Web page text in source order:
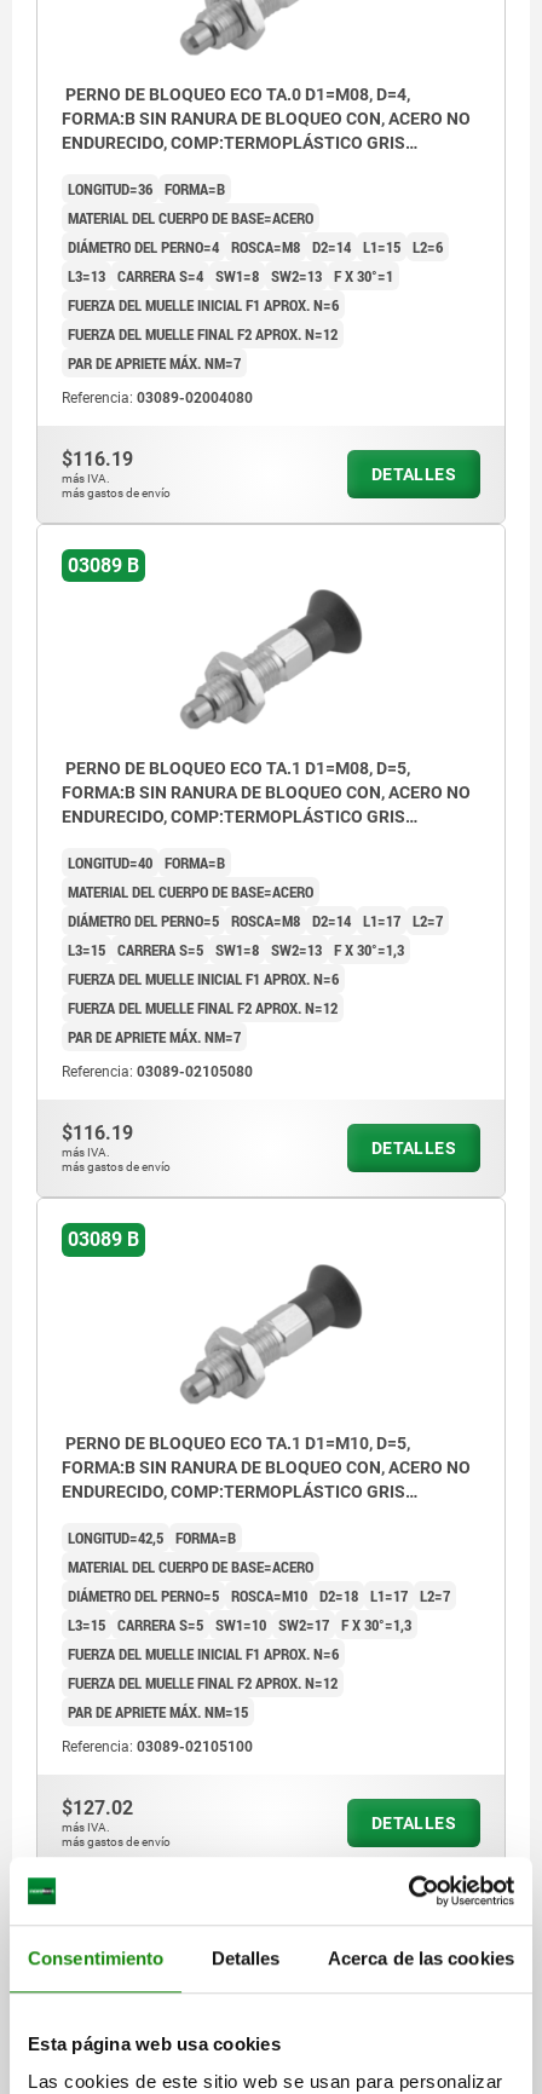
Consentimiento Detalles Acerca de las cookies
Esta página web usa cookies
Las cookies de este sitio web se usan para personalizar
PERNO DE BLOQUEO ECO TA.0 D1=M08, D=4,
FORMA:B SIN RANURA DE BLOQUEO CON, ACERO NO
ENDURECIDO, COMP:TERMOPLÁSTICO GRIS
LONGITUD=36 FORMA=B
MATERIAL DEL CUERPO DE BASE=ACERO
DIÁMETRO DEL PERNO=4 ROSCA=M8 D2=14 L1=15 L2=6
L3=13 CARRERA S=4 SW1=8 SW2=13 F X 30°=1
FUERZA DEL MUELLE INICIAL F1 APROX. N=6
FUERZA DEL MUELLE FINAL F2 APROX. N=12
PAR DE APRIETE MÁX. NM=7
Referencia: 03089-02004080
$116.19
más IVA.
más gastos de envío
DETALLES
03089 B
PERNO DE BLOQUEO ECO TA.1 D1=M08, D=5,
FORMA:B SIN RANURA DE BLOQUEO CON, ACERO NO
ENDURECIDO, COMP:TERMOPLÁSTICO GRIS
LONGITUD=40 FORMA=B
MATERIAL DEL CUERPO DE BASE=ACERO
DIÁMETRO DEL PERNO=5 ROSCA=M8 D2=14 L1=17 L2=7
L3=15 CARRERA S=5 SW1=8 SW2=13 F X 30°=1,3
FUERZA DEL MUELLE INICIAL F1 APROX. N=6
FUERZA DEL MUELLE FINAL F2 APROX. N=12
PAR DE APRIETE MÁX. NM=7
Referencia: 03089-02105080
$116.19
más IVA.
más gastos de envío
DETALLES
03089 B
PERNO DE BLOQUEO ECO TA.1 D1=M10, D=5,
FORMA:B SIN RANURA DE BLOQUEO CON, ACERO NO
ENDURECIDO, COMP:TERMOPLÁSTICO GRIS
LONGITUD=42,5 FORMA=B
MATERIAL DEL CUERPO DE BASE=ACERO
DIÁMETRO DEL PERNO=5 ROSCA=M10 D2=18 L1=17 L2=7
L3=15 CARRERA S=5 SW1=10 SW2=17 F X 30°=1,3
FUERZA DEL MUELLE INICIAL F1 APROX. N=6
FUERZA DEL MUELLE FINAL F2 APROX. N=12
PAR DE APRIETE MÁX. NM=15
Referencia: 03089-02105100
$127.02
más IVA.
más gastos de envío
DETALLES